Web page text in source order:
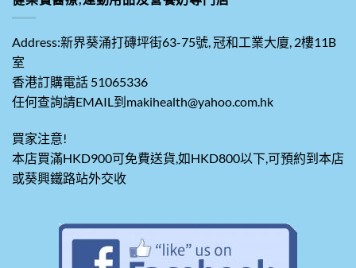
Address:新界葵涌打磚坪街63-75號, 冠和工業大廈, 2樓11B
室
香港訂購電話 51065336
任何查詢請EMAIL到makihealth@yahoo.com.hk
買家注意!
本店買滿HKD900可免費送貨,如HKD800以下,可預約到本店
或葵興鐵路站外交收